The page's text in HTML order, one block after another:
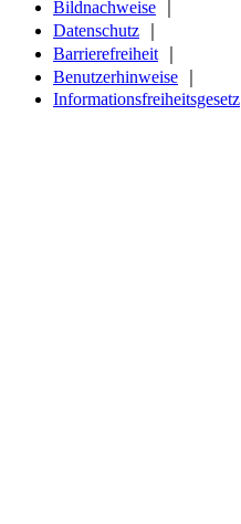
Bildnachweise
Datenschutz
Barrierefreiheit
Benutzerhinweise
Informationsfreiheitsgesetz